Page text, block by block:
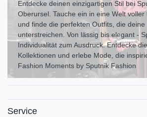
Entdecke deinen einzigartigen Stil bei
Oberursel. Tauche ein in eine Welt
und finde die perfekten Outfits, die deine
unterstreichen. Von lässig bis elegant -
Individualität zum Ausdr uck. Entdecke
Kollektionen und erlebe Mode, die
Fashion Moments by Sputnik Fashion
Service